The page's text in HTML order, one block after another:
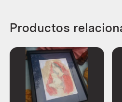
Productos